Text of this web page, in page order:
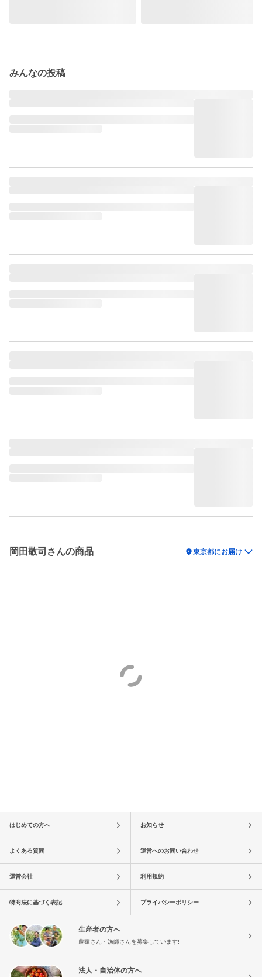
みんなの投稿
岡田敬司さんの商品 location_on東京都にお届け
はじめての方へ お知らせ
よくある質問 運営へのお問い合わせ
運営会社 利用規約
特商法に基づく表記 プライバシーポリシー
生産者の方へ
農家さん・漁師さんを募集しています!
法人・自治体の方へ